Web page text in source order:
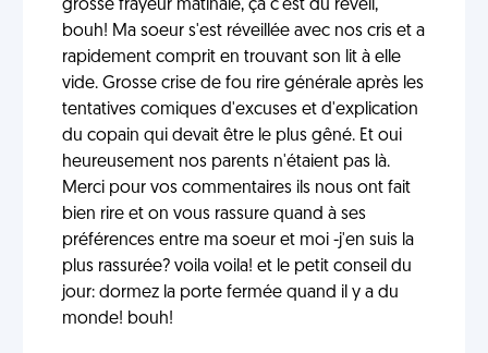
grosse frayeur matinale, ça c'est du réveil,
bouh! Ma soeur s'est réveillée avec nos cris et a
rapidement comprit en trouvant son lit à elle
vide. Grosse crise de fou rire générale après les
tentatives comiques d'excuses et d'explication
du copain qui devait être le plus gêné. Et oui
heureusement nos parents n'étaient pas là.
Merci pour vos commentaires ils nous ont fait
bien rire et on vous rassure quand à ses
préférences entre ma soeur et moi -j'en suis la
plus rassurée? voila voila! et le petit conseil du
jour: dormez la porte fermée quand il y a du
monde! bouh!